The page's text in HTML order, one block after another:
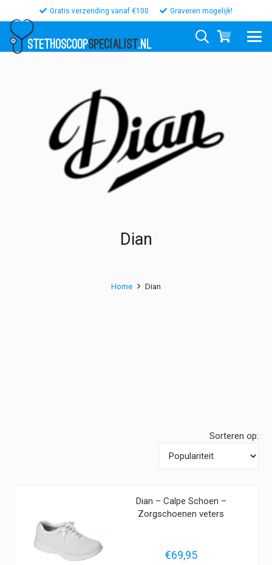
Gratis verzending vanaf €100 Graveren mogelijk!
STETHOSCOOPSPECIALIST.NL
Dian
Home Dian
Sorteren op:
Dian – Calpe Schoen –
Zorgschoenen veters
€69,95